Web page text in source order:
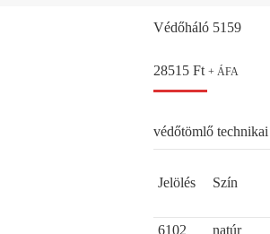
Védőháló 5159
28515 Ft + ÁFA
védőtömlő technikai
Jelölés Szín
6102
natúr